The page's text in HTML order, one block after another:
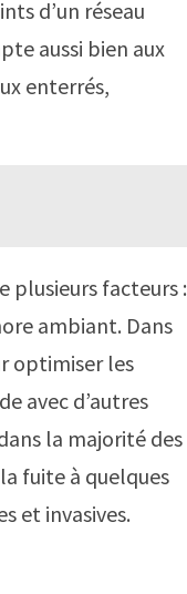
d’un réseau
aussi bien aux
enterrés,
plusieurs facteurs :
ambiant. Dans
optimiser les
avec d’autres
la majorité des
fuite à quelques
et invasives.